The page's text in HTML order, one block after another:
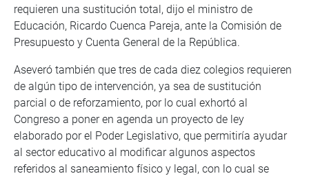
requieren una sustitución total, dijo el ministro de
Educación, Ricardo Cuenca Pareja, ante la Comisión de
Presupuesto y Cuenta General de la República.
Aseveró también que tres de cada diez colegios requieren
de algún tipo de intervención, ya sea de sustitución
parcial o de reforzamiento, por lo cual exhortó al
Congreso a poner en agenda un proyecto de ley
elaborado por el Poder Legislativo, que permitiría ayudar
al sector educativo al modificar algunos aspectos
referidos al saneamiento físico y legal, con lo cual se